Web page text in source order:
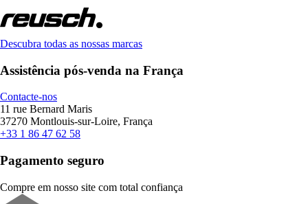
Descubra todas as nossas marcas
Assistência pós-venda na França
Contacte-nos
11 rue Bernard Maris
37270 Montlouis-sur-Loire, França
+33 1 86 47 62 58
Pagamento seguro
Compre em nosso site com total confiança